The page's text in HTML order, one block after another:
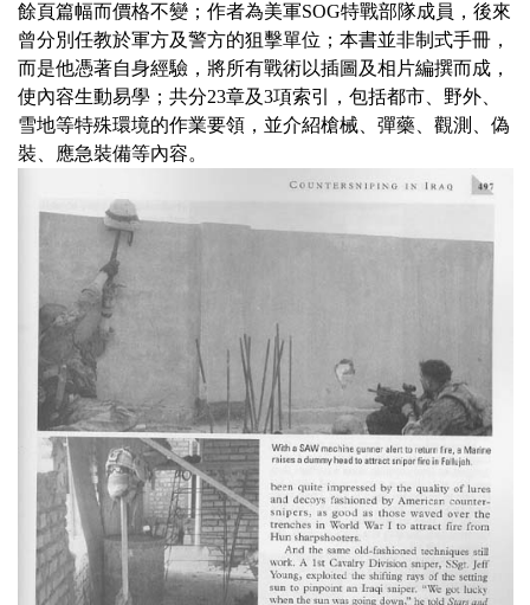
餘頁篇幅而價格不變；作者為美軍SOG特戰部隊成員，後來
曾分別任教於軍方及警方的狙擊單位；本書並非制式手冊，
而是他憑著自身經驗，將所有戰術以插圖及相片編撰而成，
使內容生動易學；共分23章及3項索引，包括都市、野外、
雪地等特殊環境的作業要領，並介紹槍械、彈藥、觀測、偽
裝、應急裝備等內容。